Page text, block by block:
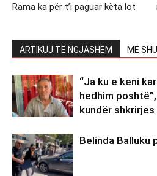
Rama ka për t’i paguar këta lot
ARTIKUJ TË NGJASHËM MË
“Ja ku e keni
hedhim
kundër
Belinda Balluku